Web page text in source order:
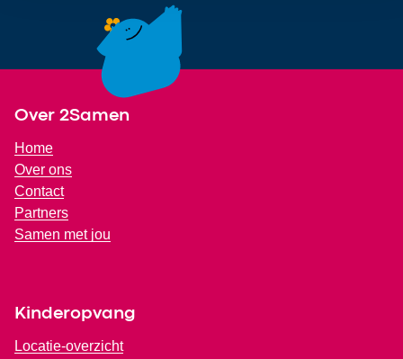
Over 2Samen
Home
Over ons
Contact
Partners
Samen met jou
Kinderopvang
Locatie-overzicht